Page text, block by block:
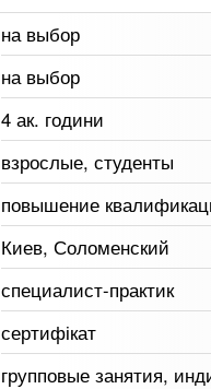
на выбор
на выбор
4 ак. години
взрослые, студенты
повышение
Киев, Соломенский
специалист-практик
сертифікат
групповые занятия,